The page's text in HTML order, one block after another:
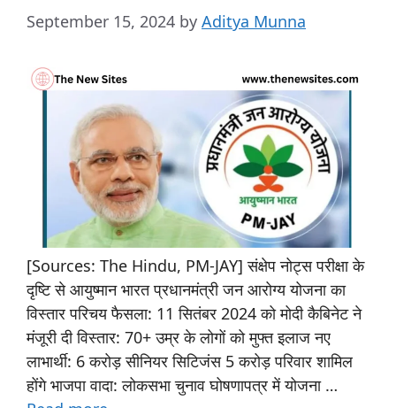
September 15, 2024 by Aditya Munna
[Sources: The Hindu, PM-JAY] संक्षेप नोट्स परीक्षा के
दृष्टि से आयुष्मान भारत प्रधानमंत्री जन आरोग्य योजना का
विस्तार परिचय फैसला: 11 सितंबर 2024 को मोदी कैबिनेट ने
मंजूरी दी विस्तार: 70+ उम्र के लोगों को मुफ्त इलाज नए
लाभार्थी: 6 करोड़ सीनियर सिटिजंस 5 करोड़ परिवार शामिल
होंगे भाजपा वादा: लोकसभा चुनाव घोषणापत्र में योजना …